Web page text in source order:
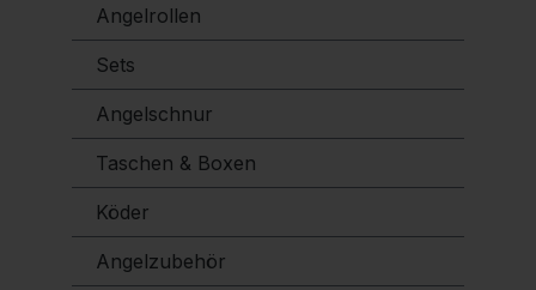
Angelrollen
Sets
Angelschnur
Taschen & Boxen
Köder
Angelzubehör